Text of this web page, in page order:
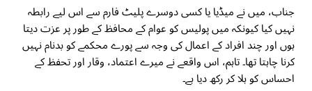
جناب، میں نے میڈیا یا کسی دوسرے پلیٹ فارم سے اس لیے رابطہ
نہیں کیا کیونکہ میں پولیس کو عوام کے محافظ کے طور پر عزت دیتا
ہوں اور چند افراد کے اعمال کی وجہ سے پورے محکمے کو بدنام نہیں
کرنا چاہتا تھا۔ تاہم، اس واقعے نے میرے اعتماد، وقار اور تحفظ کے
احساس کو ہلا کر رکھ دیا ہے۔